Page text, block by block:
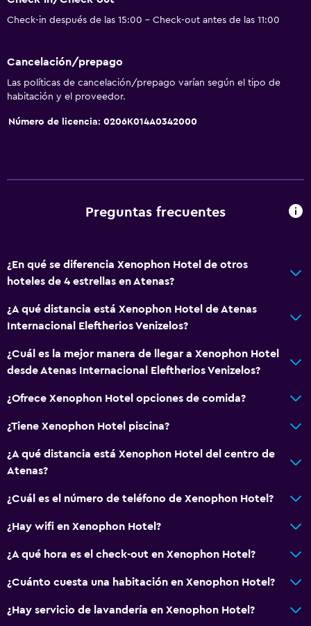
Check-in después de las 15:00 - Check-out antes de las 11:00
Cancelación/prepago
Las políticas de cancelación/prepago varían según el tipo de
habitación y el proveedor.
Número de licencia: 0206K014A0342000
Preguntas frecuentes
¿En qué se diferencia Xenophon Hotel de otros
hoteles de 4 estrellas en Atenas?
¿A qué distancia está Xenophon Hotel de Atenas
Internacional Eleftherios Venizelos?
¿Cuál es la mejor manera de llegar a Xenophon Hotel
desde Atenas Internacional Eleftherios Venizelos?
¿Ofrece Xenophon Hotel opciones de comida?
¿Tiene Xenophon Hotel piscina?
¿A qué distancia está Xenophon Hotel del centro de
Atenas?
¿Cuál es el número de teléfono de Xenophon Hotel?
¿Hay wifi en Xenophon Hotel?
¿A qué hora es el check-out en Xenophon Hotel?
¿Cuánto cuesta una habitación en Xenophon Hotel?
¿Hay servicio de lavandería en Xenophon Hotel?